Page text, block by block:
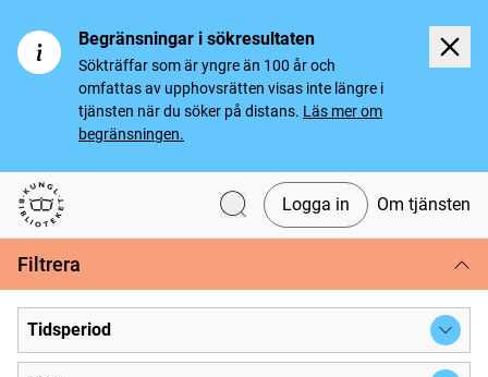
Begränsningar i sökresultaten
Sökträffar som är yngre än 100 år och
omfattas av upphovsrätten visas inte längre i
tjänsten när du söker på distans. Läs mer om
begränsningen.
Svenska tidningar
Logga in Om tjänsten
Filtrera
Tidsperiod